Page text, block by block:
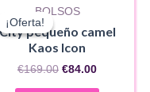
¡Oferta!
¡Oferta!
BOLSOS
pequeño camel
Kaos Icon
€169.00 El
€84.00El